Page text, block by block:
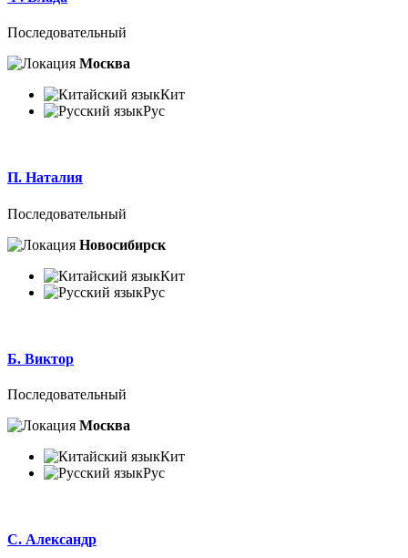
Последовательный
Москва
Кит
Рус
П. Наталия
Последовательный
Новосибирск
Кит
Рус
Б. Виктор
Последовательный
Москва
Кит
Рус
С. Александр